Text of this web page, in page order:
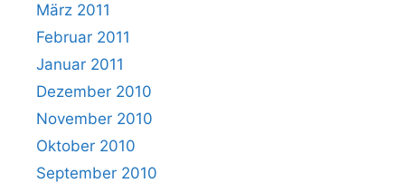
März 2011
Februar 2011
Januar 2011
Dezember 2010
November 2010
Oktober 2010
September 2010